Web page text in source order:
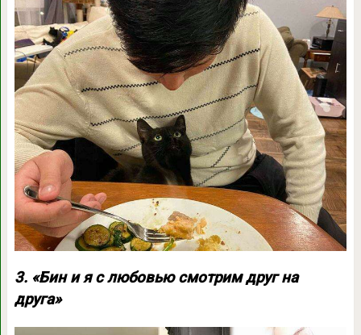
3. «Бин и я с любовью смотрим друг на
друга»